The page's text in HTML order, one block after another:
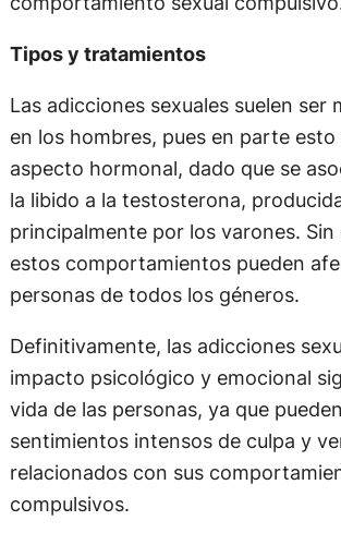
Tipos y tratamientos
Las adicciones sexuales suelen ser
en los hombres, pues en parte esto
aspecto hormonal, dado que se
la libido a la testosterona,
principalmente por los varones. Sin
estos comportamientos pueden
personas de todos los géneros.
Definitivamente, las adicciones
impacto psicológico y emocional
vida de las personas, ya que
sentimientos intensos de culpa y
relacionados con sus
compulsivos.